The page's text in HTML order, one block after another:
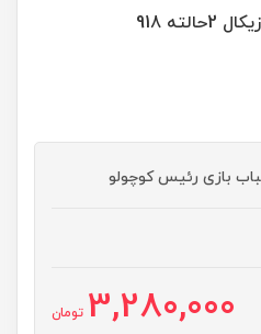
918
بازی رئیس کوچولو
3,280,000 تومان